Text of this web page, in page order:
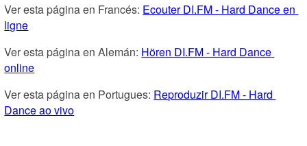
Ver esta página en Francés: Ecouter DI.FM - Hard Dance en
ligne
Ver esta página en Alemán: Hören DI.FM - Hard Dance
online
Ver esta página en Portugues: Reproduzir DI.FM - Hard
Dance ao vivo